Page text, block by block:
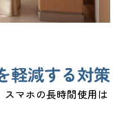
軽減する対策
マホの長時間使用は